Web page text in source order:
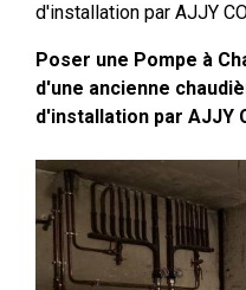
d'installation par AJJY
Poser une Pompe à
d'une ancienne
d'installation par AJJY